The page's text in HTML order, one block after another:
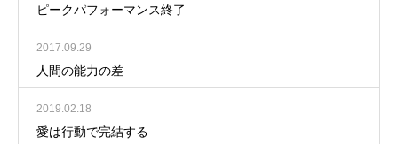
ピークパフォーマンス終了
2017.09.29
人間の能力の差
2019.02.18
愛は行動で完結する